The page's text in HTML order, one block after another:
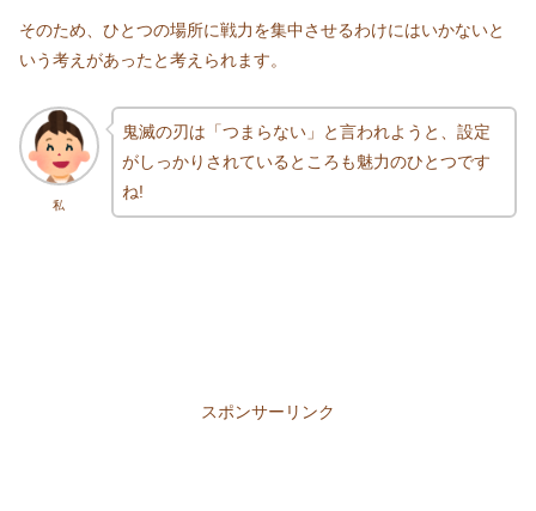
そのため、ひとつの場所に戦力を集中させるわけにはいかないと
いう考えがあったと考えられます。
私
鬼滅の刃は「つまらない」と言われようと、設定
がしっかりされているところも魅力のひとつです
ね!
スポンサーリンク